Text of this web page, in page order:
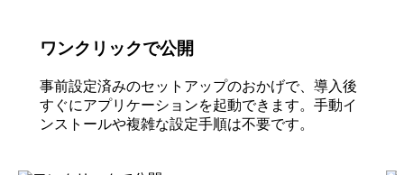
ワンクリックで公開
事前設定済みのセットアップのおかげで、導入後
すぐにアプリケーションを起動できます。手動イ
ンストールや複雑な設定手順は不要です。